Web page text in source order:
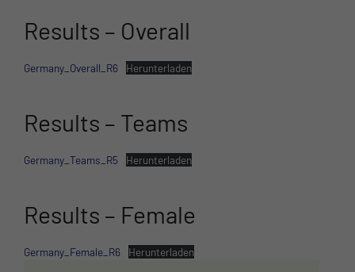
Results – Overall
Germany_Overall_R6 Herunterladen
Results – Teams
Germany_Teams_R5 Herunterladen
Results – Female
Germany_Female_R6 Herunterladen